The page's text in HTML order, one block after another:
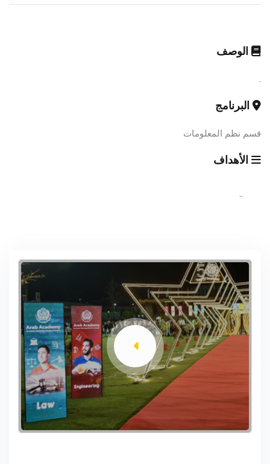
الوصف
.
البرنامج
قسم نظم المعلومات
الأهداف
..